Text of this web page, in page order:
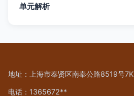
单元解析
地址：上海市奉贤区南奉公路8519号7K
电话：1365672**